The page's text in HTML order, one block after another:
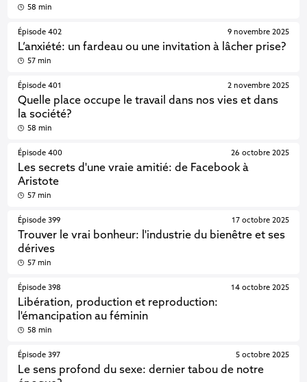
58 min
Épisode 402
L’anxiété: un fardeau ou une invitation à lâcher prise?
9 novembre 2025
57 min
Épisode 401
Quelle place occupe le travail dans nos vies et dans
la société?
2 novembre 2025
58 min
Épisode 400
Les secrets d'une vraie amitié: de Facebook à
Aristote
26 octobre 2025
57 min
Épisode 399
Trouver le vrai bonheur: l'industrie du bienêtre et ses
dérives
17 octobre 2025
57 min
Épisode 398
Libération, production et reproduction:
l'émancipation au féminin
14 octobre 2025
58 min
Épisode 397
Le sens profond du sexe: dernier tabou de notre
5 octobre 2025